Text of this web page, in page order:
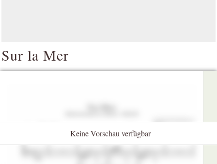
Sur la Mer
Keine Vorschau verfügbar